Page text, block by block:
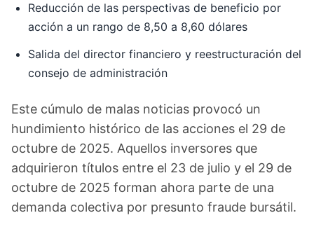
Reducción de las perspectivas de beneficio por
acción a un rango de 8,50 a 8,60 dólares
Salida del director financiero y reestructuración del
consejo de administración
Este cúmulo de malas noticias provocó un
hundimiento histórico de las acciones el 29 de
octubre de 2025. Aquellos inversores que
adquirieron títulos entre el 23 de julio y el 29 de
octubre de 2025 forman ahora parte de una
demanda colectiva por presunto fraude bursátil.